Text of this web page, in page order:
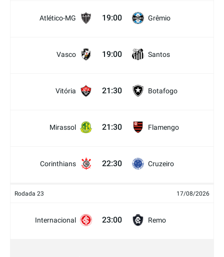
Atlético-MG 19:00 Grêmio
Vasco 19:00 Santos
Vitória 21:30 Botafogo
Mirassol 21:30 Flamengo
Corinthians 22:30 Cruzeiro
Rodada 23 17/08/2026
Internacional 23:00 Remo